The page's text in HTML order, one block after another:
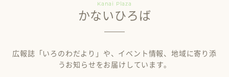
Kanai Plaza
かないひろば
広報誌「いろのわだより」や、イベント情報、地域に寄り添
うお知らせをお届けしています。